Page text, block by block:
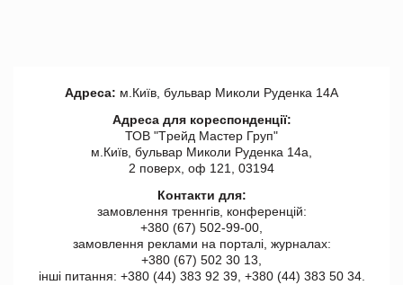
Адреса: м.Київ, бульвар Миколи Руденка 14А
Адреса для кореспонденції:
ТОВ "Tрейд Мастер Груп"
м.Київ, бульвар Миколи Руденка 14а,
2 поверх, оф 121, 03194
Контакти для:
замовлення треннгів, конференцій:
+380 (67) 502-99-00,
замовлення реклами на порталі, журналах:
+380 (67) 502 30 13,
інші питання: +380 (44) 383 92 39, +380 (44) 383 50 34.